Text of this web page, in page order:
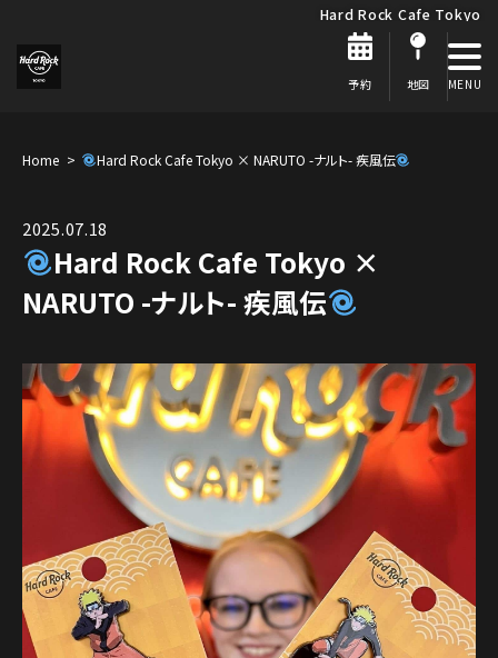
Hard Rock Cafe Tokyo
予約 地図
Home Hard Rock Cafe Tokyo × NARUTO -ナルト- 疾風伝
2025.07.18
Hard Rock Cafe Tokyo ×
NARUTO -ナルト- 疾風伝